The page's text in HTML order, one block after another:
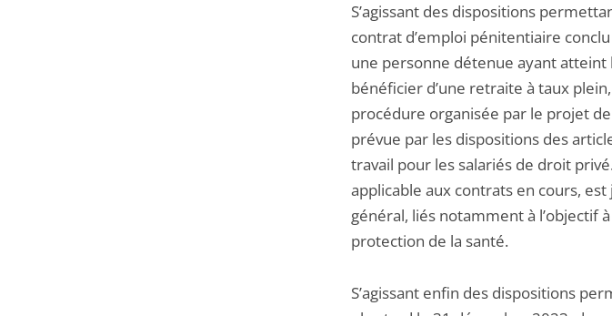
S’agissant des dispositions
contrat d’emploi pénitentiaire
une personne détenue ayant atteint
bénéficier d’une retraite à taux
procédure organisée par le projet
prévue par les dispositions des
travail pour les salariés de droit
applicable aux contrats en cours,
général, liés notamment à l’objectif
protection de la santé.
S’agissant enfin des dispositions